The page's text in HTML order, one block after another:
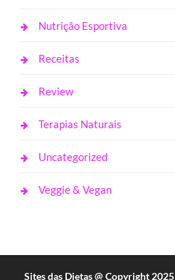
Nutrição Esportiva
Receitas
Review
Terapias Naturais
Uncategorized
Veggie & Vegan
Sites das Dietas @ Copyright 2025